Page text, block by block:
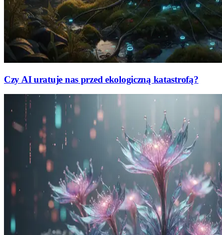
Czy AI uratuje nas przed ekologiczną katastrofą?